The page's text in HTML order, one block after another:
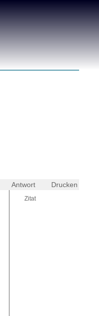
Antwort Drucken
Zitat